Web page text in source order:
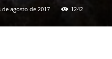
de agosto de 2017 1242